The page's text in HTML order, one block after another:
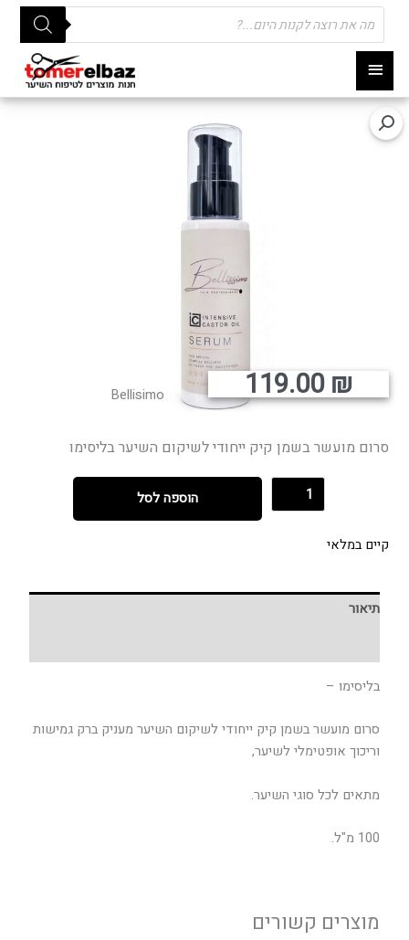
תפריט
ראשי
Products
search
Bellisimo
סרום מועשר בשמן קיק ייחודי לשיקום השיער בליסימו
119.00₪
הוספה לסל
קיים במלאי
תיאור
בליסימו –
סרום מועשר בשמן קיק ייחודי לשיקום השיער מעניק ברק גמישות
וריכוך אופטימלי לשיער,
מתאים לכל סוגי השיער.
100 מ"ל.
מוצרים קשורים